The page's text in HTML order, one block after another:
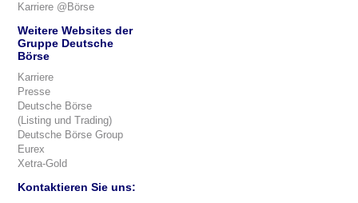
Karriere @Börse
Weitere Websites der
Gruppe Deutsche
Börse
Karriere
Presse
Deutsche Börse
(Listing und Trading)
Deutsche Börse Group
Eurex
Xetra-Gold
Kontaktieren Sie uns: